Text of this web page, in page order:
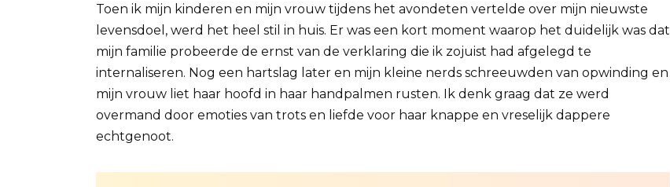
Toen ik mijn kinderen en mijn vrouw tijdens het avondeten vertelde over mijn nieuwste
levensdoel, werd het heel stil in huis. Er was een kort moment waarop het duidelijk was dat
mijn familie probeerde de ernst van de verklaring die ik zojuist had afgelegd te
internaliseren. Nog een hartslag later en mijn kleine nerds schreeuwden van opwinding en
mijn vrouw liet haar hoofd in haar handpalmen rusten. Ik denk graag dat ze werd
overmand door emoties van trots en liefde voor haar knappe en vreselijk dappere
echtgenoot.